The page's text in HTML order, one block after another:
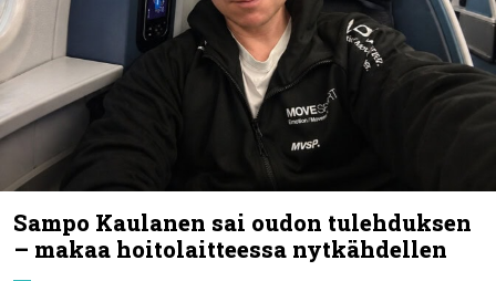
Sampo Kaulanen sai oudon tulehduksen
– makaa hoitolaitteessa nytkähdellen